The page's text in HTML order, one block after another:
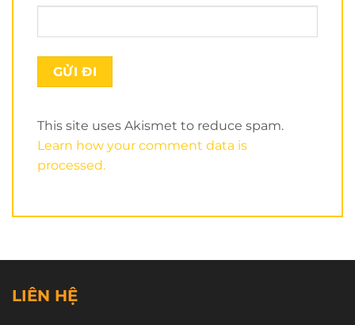
This site uses Akismet to reduce spam.
Learn how your comment data is
processed.
LIÊN HỆ